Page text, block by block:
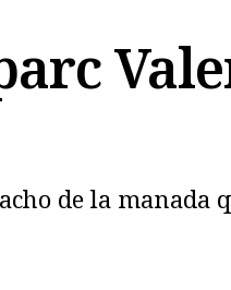
de la manada